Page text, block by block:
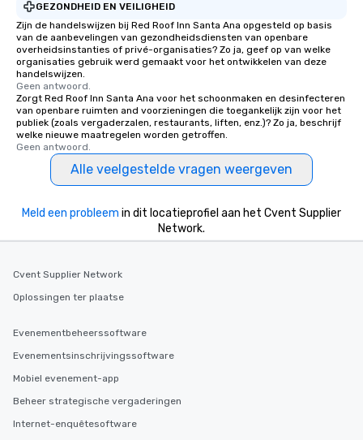
GEZONDHEID EN VEILIGHEID
Zijn de handelswijzen bij Red Roof Inn Santa Ana opgesteld op basis
van de aanbevelingen van gezondheidsdiensten van openbare
overheidsinstanties of privé-organisaties? Zo ja, geef op van welke
organisaties gebruik werd gemaakt voor het ontwikkelen van deze
handelswijzen.
Geen antwoord.
Zorgt Red Roof Inn Santa Ana voor het schoonmaken en desinfecteren
van openbare ruimten and voorzieningen die toegankelijk zijn voor het
publiek (zoals vergaderzalen, restaurants, liften, enz.)? Zo ja, beschrijf
welke nieuwe maatregelen worden getroffen.
Geen antwoord.
Alle veelgestelde vragen weergeven
Meld een probleem in dit locatieprofiel aan het Cvent Supplier
Network.
Cvent Supplier Network
Oplossingen ter plaatse
Evenementbeheerssoftware
Evenementsinschrijvingssoftware
Mobiel evenement-app
Beheer strategische vergaderingen
Internet-enquêtesoftware